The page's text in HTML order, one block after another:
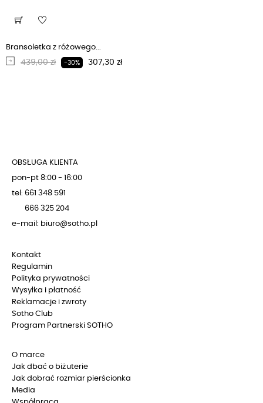
Bransoletka z różowego...
Regularna cena
439,00 zł -30% Cena
307,30 zł
OBSŁUGA KLIENTA
pon-pt 8:00 - 16:00
tel: 661 348 591
666 325 204
e-mail: biuro@sotho.pl
Kontakt
Regulamin
Polityka prywatności
Wysyłka i płatność
Reklamacje i zwroty
Sotho Club
Program Partnerski SOTHO
O marce
Jak dbać o biżuterie
Jak dobrać rozmiar pierścionka
Media